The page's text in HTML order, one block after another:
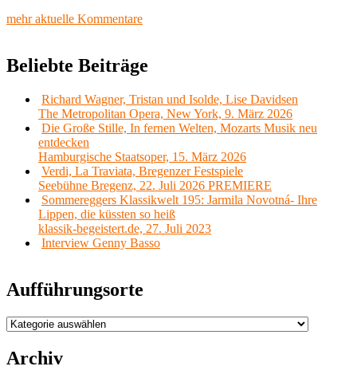
mehr aktuelle Kommentare
Beliebte Beiträge
Richard Wagner, Tristan und Isolde, Lise Davidsen
The Metropolitan Opera, New York, 9. März 2026
Die Große Stille, In fernen Welten, Mozarts Musik neu
entdecken
Hamburgische Staatsoper, 15. März 2026
Verdi, La Traviata, Bregenzer Festspiele
Seebühne Bregenz, 22. Juli 2026 PREMIERE
Sommereggers Klassikwelt 195: Jarmila Novotná- Ihre
Lippen, die küssten so heiß
klassik-begeistert.de, 27. Juli 2023
Interview Genny Basso
Aufführungsorte
Aufführungsorte
Archiv